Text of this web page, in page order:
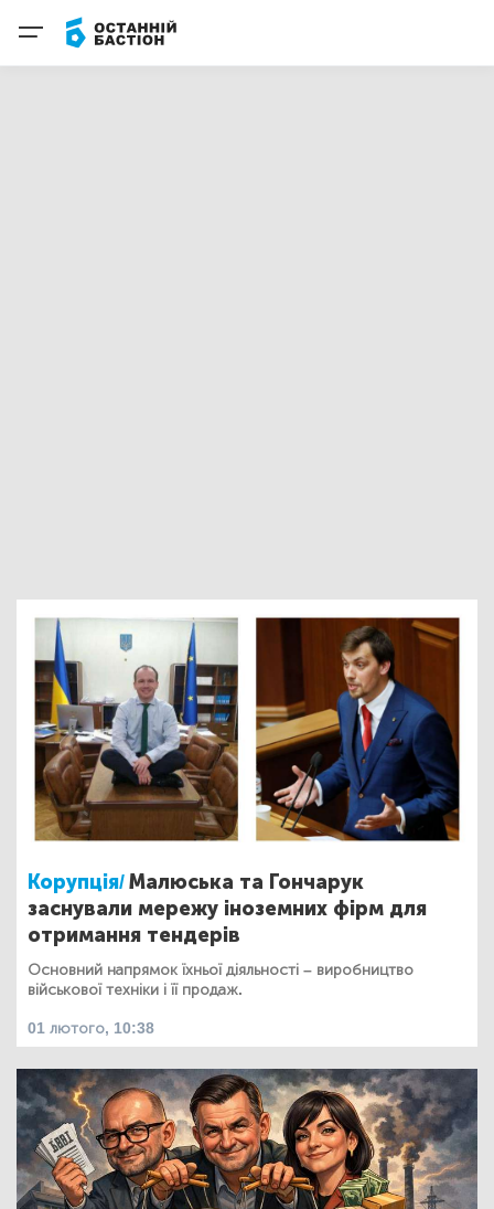
Корупція/Малюська та Гончарук
заснували мережу іноземних фірм для
отримання тендерів
Основний напрямок їхньої діяльності – виробництво
військової техніки і її продаж.
01 лютого, 10:38